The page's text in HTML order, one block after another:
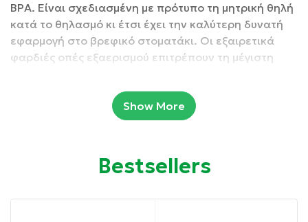
BPA. Είναι σχεδιασμένη με πρότυπο τη μητρική θηλή
κατά το θηλασμό κι έτσι έχει την καλύτερη δυνατή
εφαρμογή στο βρεφικό στοματάκι. Οι εξαιρετικά
φαρδιές οπές εξαερισμού επιτρέπουν τη μέγιστη
μειώνει την πίεση στη γνάθο και τα δόντια.
Show More
Bestsellers